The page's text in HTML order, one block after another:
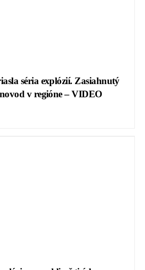
séria explózií. Zasiahnutý
v regióne – VIDEO